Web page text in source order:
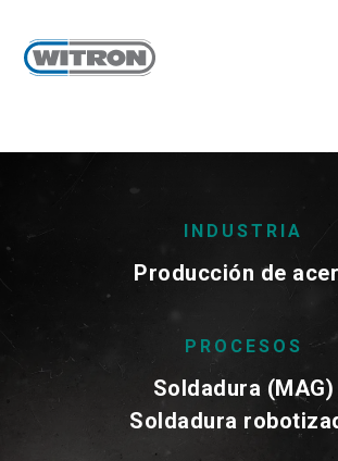
INDUSTRIA
Producción de
PROCESOS
Soldadura (MAG)
Soldadura